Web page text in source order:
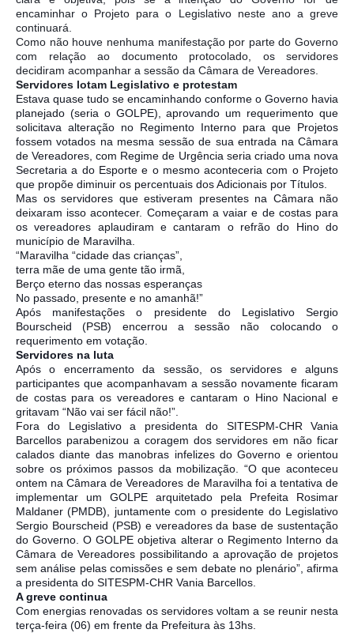
encaminhar o Projeto para o Legislativo neste ano a greve
continuará.
Como não houve nenhuma manifestação por parte do Governo
com relação ao documento protocolado, os servidores
decidiram acompanhar a sessão da Câmara de Vereadores.
Servidores lotam Legislativo e protestam
Estava quase tudo se encaminhando conforme o Governo havia
planejado (seria o GOLPE), aprovando um requerimento que
solicitava alteração no Regimento Interno para que Projetos
fossem votados na mesma sessão de sua entrada na Câmara
de Vereadores, com Regime de Urgência seria criado uma nova
Secretaria a do Esporte e o mesmo aconteceria com o Projeto
que propõe diminuir os percentuais dos Adicionais por Títulos.
Mas os servidores que estiveram presentes na Câmara não
deixaram isso acontecer. Começaram a vaiar e de costas para
os vereadores aplaudiram e cantaram o refrão do Hino do
município de Maravilha.
“Maravilha “cidade das crianças”,
terra mãe de uma gente tão irmã,
Berço eterno das nossas esperanças
No passado, presente e no amanhã!”
Após manifestações o presidente do Legislativo Sergio
Bourscheid (PSB) encerrou a sessão não colocando o
requerimento em votação.
Servidores na luta
Após o encerramento da sessão, os servidores e alguns
participantes que acompanhavam a sessão novamente ficaram
de costas para os vereadores e cantaram o Hino Nacional e
gritavam “Não vai ser fácil não!”.
Fora do Legislativo a presidenta do SITESPM-CHR Vania
Barcellos parabenizou a coragem dos servidores em não ficar
calados diante das manobras infelizes do Governo e orientou
sobre os próximos passos da mobilização. “O que aconteceu
ontem na Câmara de Vereadores de Maravilha foi a tentativa de
implementar um GOLPE arquitetado pela Prefeita Rosimar
Maldaner (PMDB), juntamente com o presidente do Legislativo
Sergio Bourscheid (PSB) e vereadores da base de sustentação
do Governo. O GOLPE objetiva alterar o Regimento Interno da
Câmara de Vereadores possibilitando a aprovação de projetos
sem análise pelas comissões e sem debate no plenário”, afirma
a presidenta do SITESPM-CHR Vania Barcellos.
A greve continua
Com energias renovadas os servidores voltam a se reunir nesta
terça-feira (06) em frente da Prefeitura às 13hs.